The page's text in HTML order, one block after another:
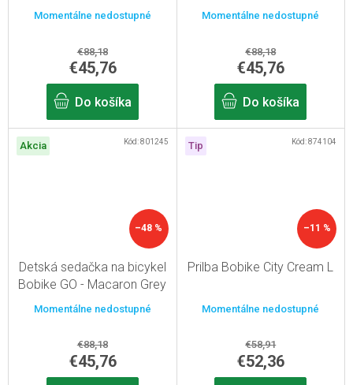
Pre rám sedlovej trubky
Momentálne nedostupné
€88,18
€45,76
Do košíka
Pro zadný nosič
Momentálne nedostupné
€88,18
€45,76
Do košíka
Akcia
–48 %
Detská sedačka na bicykel
Bobike GO - Macaron Grey
Pre rám sedlovej trubky
Momentálne nedostupné
€88,18
€45,76
Kód:801245 Tip
–11 %
Prilba Bobike City Cream L
Momentálne nedostupné
€58,91
€52,36
Kód:874104